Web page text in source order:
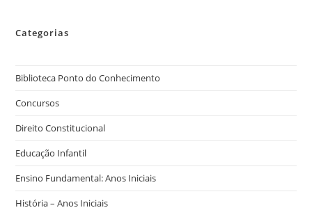
Categorias
Biblioteca Ponto do Conhecimento
Concursos
Direito Constitucional
Educação Infantil
Ensino Fundamental: Anos Iniciais
História – Anos Iniciais